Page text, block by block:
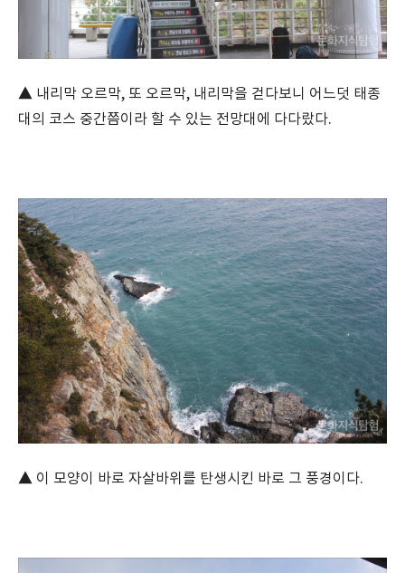
▲ 내리막 오르막, 또 오르막, 내리막을 걷다보니 어느덧 태종
대의 코스 중간쯤이라 할 수 있는 전망대에 다다랐다.
▲ 이 모양이 바로 자살바위를 탄생시킨 바로 그 풍경이다.